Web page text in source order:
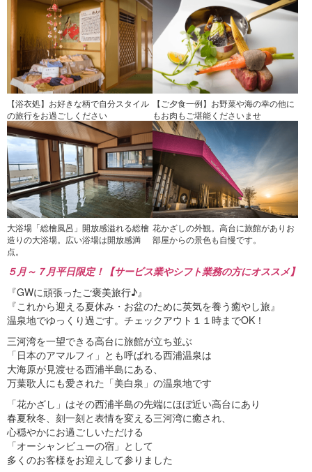
【浴衣処】お好きな柄で自分スタイル
の旅行をお過ごしください
【ご夕食一例】お野菜や海の幸の他に
もお肉もご堪能くださいませ
大浴場「総檜風呂」開放感溢れる総檜
造りの大浴場。広い浴場は開放感満
点。
花かざしの外観。高台に旅館がありお
部屋からの景色も自慢です。
５月～７月平日限定！【サービス業やシフト業務の方にオススメ】
『GWに頑張ったご褒美旅行♪』
『これから迎える夏休み・お盆のために英気を養う癒やし旅』
温泉地でゆっくり過ごす。チェックアウト１１時までOK！
三河湾を一望できる高台に旅館が立ち並ぶ
「日本のアマルフィ」とも呼ばれる西浦温泉は
大海原が見渡せる西浦半島にある、
万葉歌人にも愛された「美白泉」の温泉地です
「花かざし」はその西浦半島の先端にほぼ近い高台にあり
春夏秋冬、刻一刻と表情を変える三河湾に癒され、
心穏やかにお過ごしいただける
「オーシャンビューの宿」として
多くのお客様をお迎えして参りました